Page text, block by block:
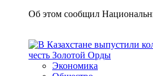
Об этом сообщил
Экономика